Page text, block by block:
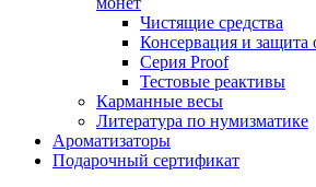
Чистящие средства
Консервация и защита
Серия Proof
Тестовые реактивы
Карманные весы
Литература по нумизматике
Ароматизаторы
Подарочный сертификат